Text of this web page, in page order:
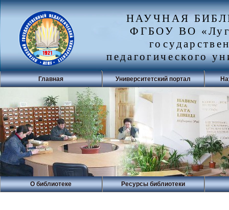
НАУЧНАЯ
ФГБОУ ВО
педагогического
Главная Университетский портал
О библиотеке Ресурсы библиотеки